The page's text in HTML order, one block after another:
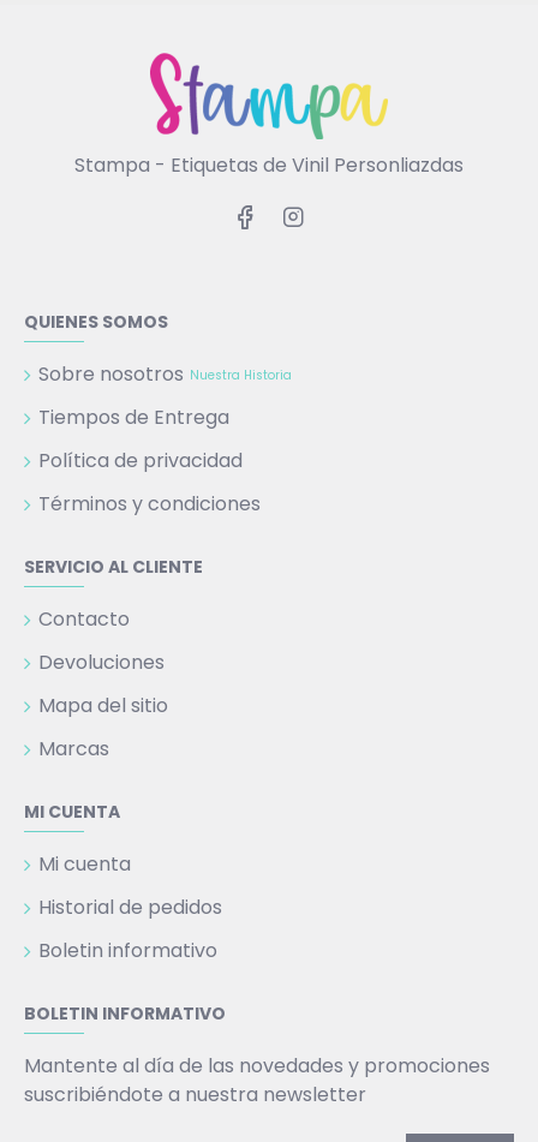
Stampa - Etiquetas de Vinil Personliazdas
QUIENES SOMOS
Sobre nosotros Nuestra Historia
Tiempos de Entrega
Política de privacidad
Términos y condiciones
SERVICIO AL CLIENTE
Contacto
Devoluciones
Mapa del sitio
Marcas
MI CUENTA
Mi cuenta
Historial de pedidos
Boletin informativo
BOLETIN INFORMATIVO
Mantente al día de las novedades y promociones
suscribiéndote a nuestra newsletter